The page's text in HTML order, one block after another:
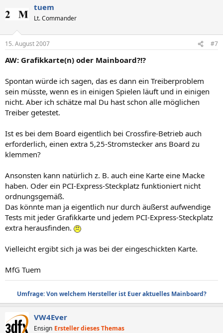
tuem
Lt. Commander
15. August 2007 #7
AW: Grafikkarte(n) oder Mainboard?!?
Spontan würde ich sagen, das es dann ein Treiberproblem
sein müsste, wenn es in einigen Spielen läuft und in einigen
nicht. Aber ich schätze mal Du hast schon alle möglichen
Treiber getestet.
Ist es bei dem Board eigentlich bei Crossfire-Betrieb auch
erforderlich, einen extra 5,25-Stromstecker ans Board zu
klemmen?
Ansonsten kann natürlich z. B. auch eine Karte eine Macke
haben. Oder ein PCI-Express-Steckplatz funktioniert nicht
ordnungsgemäß.
Das könnte man ja eigentlich nur durch äußerst aufwendige
Tests mit jeder Grafikkarte und jedem PCI-Express-Steckplatz
extra herausfinden.
Vielleicht ergibt sich ja was bei der eingeschickten Karte.
MfG Tuem
Umfrage: Von welchem Hersteller ist Euer aktuelles Mainboard?
VW4Ever
Ensign Ersteller dieses Themas